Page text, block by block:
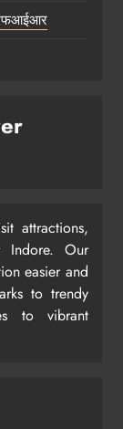
एफआईआर
attractions,
Indore. Our
easier and
to trendy
to vibrant